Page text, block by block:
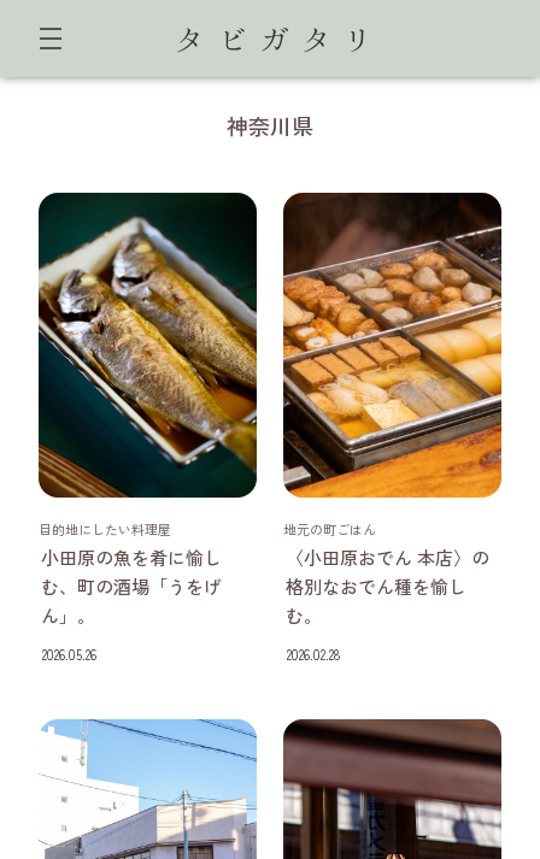
神奈川県
2026.05.26
目的地にしたい料理屋
小田原の魚を肴に愉し
む、町の酒場「うをげ
ん」。
2026.02.28
地元の町ごはん
〈小田原おでん 本店〉の
格別なおでん種を愉し
む。